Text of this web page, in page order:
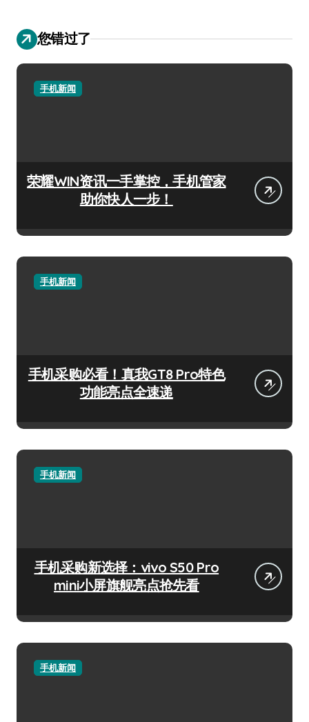
您错过了
手机新闻
荣耀WIN资讯一手掌控，手机管家
助你快人一步！
手机新闻
手机采购必看！真我GT8 Pro特色
功能亮点全速递
手机新闻
手机采购新选择：vivo S50 Pro
mini小屏旗舰亮点抢先看
手机新闻